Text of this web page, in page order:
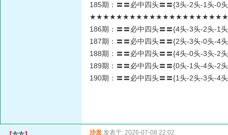
185期：〓〓必中四头〓〓{3头-2头-1头-0
★★★★★★★★★★★★★★★★★★★★★★
186期：〓〓必中四头〓〓{4头-3头-2头-1
187期：〓〓必中四头〓〓{2头-3头-0头-4
188期：〓〓必中四头〓〓{4头-0头-3头-2
189期：〓〓必中四头〓〓{0头-1头-4头-2
190期：〓〓必中四头〓〓{1头-2头-3头-4
沙发 发表于: 2026-07-08 22:02